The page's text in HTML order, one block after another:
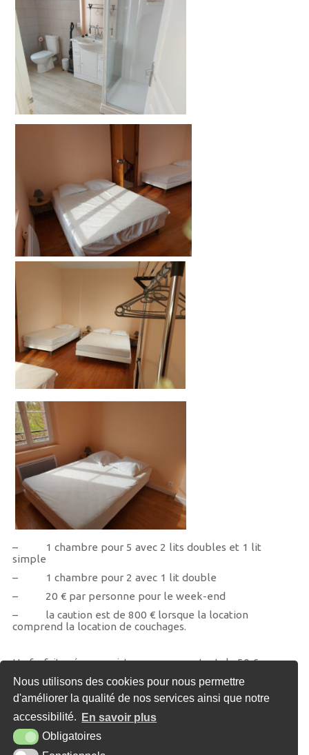
Nous utilisons des cookies pour nous permettre
d'améliorer la qualité de nos services ainsi que notre
accessibilité.
En savoir plus
Obligatoires
– 1 chambre pour 5 avec 2 lits doubles et 1 lit
simple
– 1 chambre pour 2 avec 1 lit double
– 20 € par personne pour le week-end
– la caution est de 800 € lorsque la location
comprend la location de couchages.
Un forfait ménage existe pour un montant de 50 €.
Les tarifs sont les mêmes que vous résidiez ou non dans
la commune.
Un acompte de 200 € est demandé pour la réservation.